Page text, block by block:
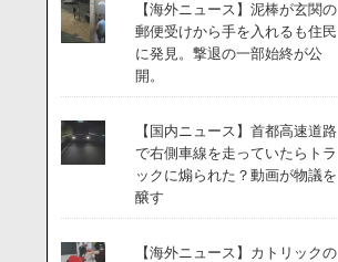
【海外ニュース】泥棒が玄関の
郵便受けから手を入れるも住民
に発見。撃退の一部始終が公
開。
【国内ニュース】首都高速道路
で右側車線を走っていたらトラ
ックに煽られた？動画が物議を
醸す
【海外ニュース】カトリックの